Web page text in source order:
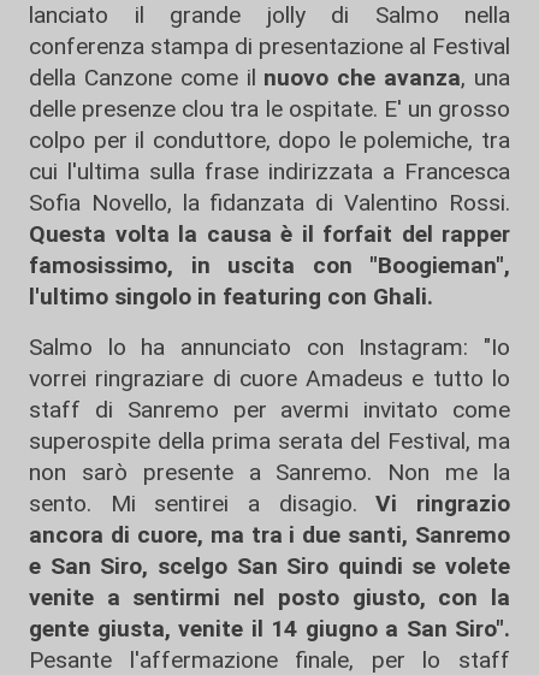
lanciato il grande jolly di Salmo nella
conferenza stampa di presentazione al Festival
della Canzone come il nuovo che avanza, una
delle presenze clou tra le ospitate. E' un grosso
colpo per il conduttore, dopo le polemiche, tra
cui l'ultima sulla frase indirizzata a Francesca
Sofia Novello, la fidanzata di Valentino Rossi.
Questa volta la causa è il forfait del rapper
famosissimo, in uscita con "Boogieman",
l'ultimo singolo in featuring con Ghali.
Salmo lo ha annunciato con Instagram: "Io
vorrei ringraziare di cuore Amadeus e tutto lo
staff di Sanremo per avermi invitato come
superospite della prima serata del Festival, ma
non sarò presente a Sanremo. Non me la
sento. Mi sentirei a disagio.Vi ringrazio
ancora di cuore, ma tra i due santi, Sanremo
e San Siro, scelgo San Siro quindi se volete
venite a sentirmi nel posto giusto, con la
gente giusta, venite il 14 giugno a San Siro".
Pesante l'affermazione finale, per lo staff